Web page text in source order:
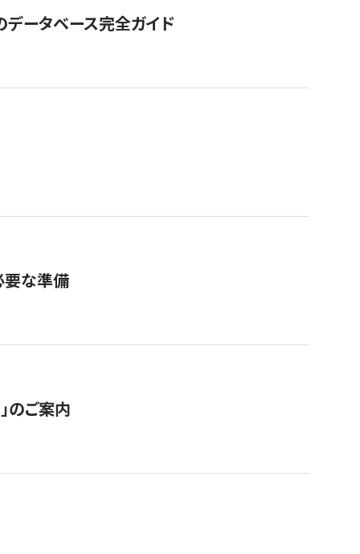
ータベース完全ガイド
要な準備
のご案内